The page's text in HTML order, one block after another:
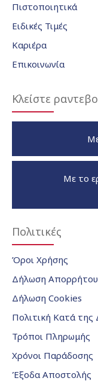
Πιστοποιητικά
Ειδικές Τιμές
Καριέρα
Επικοινωνία
Κλείστε
Με το
Πολιτικές
Όροι Χρήσης
Δήλωση Απορρήτου
Δήλωση Cookies
Πολιτική Κατά της
Τρόποι Πληρωμής
Χρόνοι Παράδοσης
Έξοδα Αποστολής